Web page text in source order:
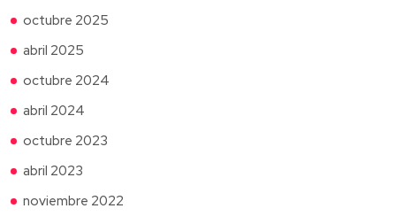
octubre 2025
abril 2025
octubre 2024
abril 2024
octubre 2023
abril 2023
noviembre 2022